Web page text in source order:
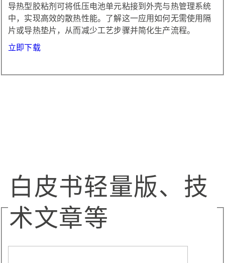
导热型胶粘剂可将低压电池单元粘接到外壳与热管理系统
中，实现高效的散热性能。了解这一应用如何无需使用隔
片或导热垫片，从而减少工艺步骤并简化生产流程。
立即下载
白皮书轻量版、技
术文章等